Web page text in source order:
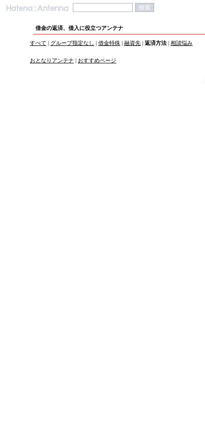
借金の返済、借入に役立つアンテナ
すべて | グループ指定なし | 借金特殊 | 融資先 | 返済方法 | 相談悩み
おとなりアンテナ | おすすめページ